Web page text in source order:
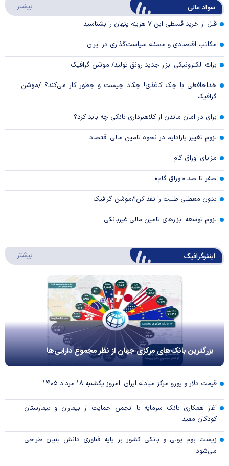
Video
سواد مالی بیشتر
قبل از خرید قسطی این ۷ هزینه پنهان را بشناسید
مکاتب اقتصادی و مسئله سیاست‌گذاری در ایران
برات الکترونیکی ابزار جدید رونق تولید/ موشن گرافیک
خداحافظی با چک کاغذی! چکاد چیست و چطور کار می‌کند؟ /موشن
گرافیک
برای در امان ماندن از کلاهبرداری بانکی چه باید کرد؟
لزوم تغییر پارادایم در نحوه تامین مالی اقتصاد
مزایای اوراق گام
صفر تا صد «اوراق گام»
بدون معطلی طلبت را نقد کن!/موشن گرافیک
لزوم توسعه ابزارهای تامین مالی غیربانکی
اینفوگرافیک بیشتر
بزرگترین بانک‌های مرکزی جهان از نظر مجموع دارایی‌ها
قیمت دلار و یورو مرکز مبادله ایران؛ امروز یکشنبه ۱۸ مرداد ۱۴۰۵
آغاز همکاری بانک سرمایه با انجمن حمایت از بیماران و بیمارستان
کودکان مفید
زیست بوم پولی و بانکی کشور بر پایه فناوری دانش بنیان طراحی
می‌شود